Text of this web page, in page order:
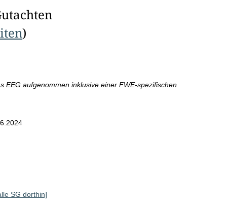
)
EEG aufgenommen inklusive einer FWE-spezifischen
SG dorthin]